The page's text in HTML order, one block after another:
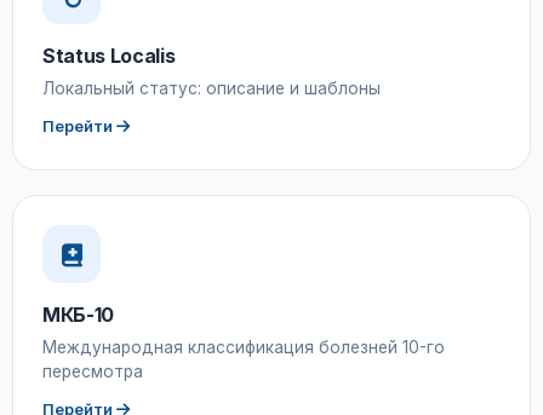
Status Localis
Локальный статус: описание и шаблоны
Перейти
МКБ-10
Международная классификация болезней 10-го
пересмотра
Перейти